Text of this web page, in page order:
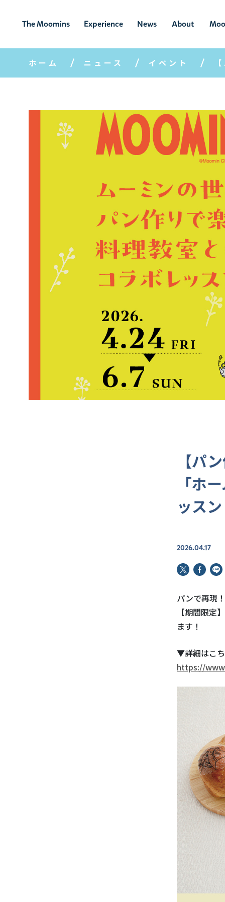
The Moomins
ムーミンの
世界
Experience
ムーミンの世
界を楽しむ
News
ニュ
ース
About
ムーミン
について
ム
ホーム ニュース イベント
【パ
「ホ
ッス
2026.04.17
パンで再現
【期間限定
ます！
▼詳細はこ
https://